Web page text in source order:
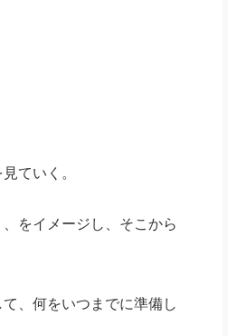
ていく。
をイメージし、そこから
、何をいつまでに準備し